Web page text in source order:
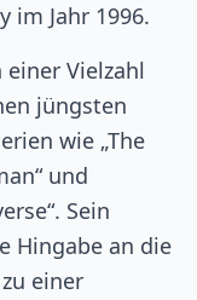
im Jahr 1996.
Vielzahl
jüngsten
wie „The
und
Sein
Hingabe an die
einer